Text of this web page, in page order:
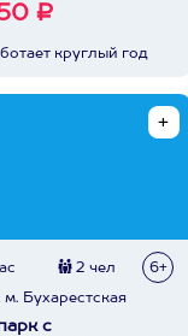
₽
круглый год
2 чел 6+
м. Бухарестская
с